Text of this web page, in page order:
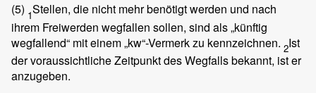
(5) 1Stellen, die nicht mehr benötigt werden und nach
ihrem Freiwerden wegfallen sollen, sind als „künftig
wegfallend“ mit einem „kw“-Vermerk zu kennzeichnen. 2Ist
der voraussichtliche Zeitpunkt des Wegfalls bekannt, ist er
anzugeben.